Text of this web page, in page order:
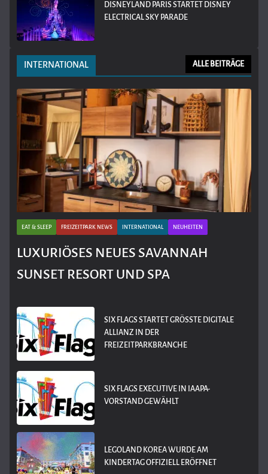
DISNEYLAND PARIS STARTET DISNEY
ELECTRICAL SKY PARADE
INTERNATIONAL ALLE BEITRÄGE
EAT & SLEEP FREIZEITPARK NEWS INTERNATIONAL NEUHEITEN
LUXURIÖSES NEUES SAVANNAH
SUNSET RESORT UND SPA
SIX FLAGS STARTET GRÖSSTE DIGITALE A
LLIANZ IN DER F
REIZEITPARKBRANCHE
SIX FLAGS EXECUTIVE IN IAAPA-
VORSTAND GEWÄHLT
LEGOLAND KOREA WURDE AM
KINDERTAG OFFIZIELL ERÖFFNET